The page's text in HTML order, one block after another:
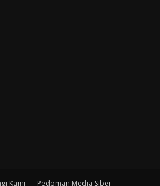
Kami Pedoman Media Siber